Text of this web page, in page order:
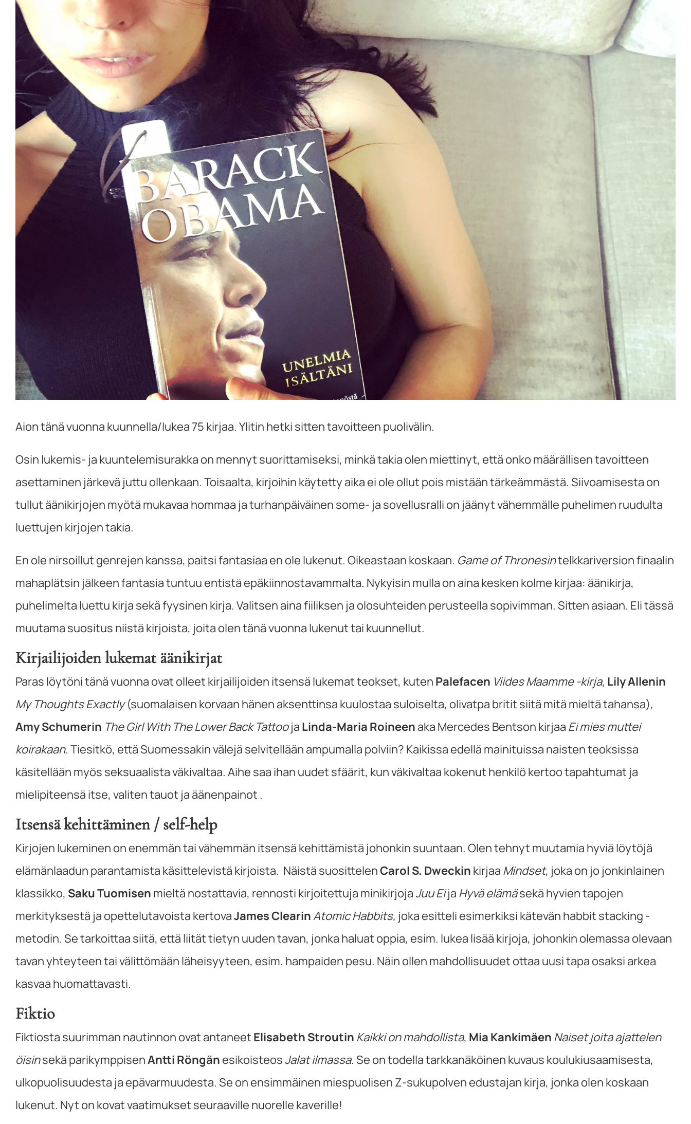
Aion tänä vuonna kuunnella/lukea 75 kirjaa. Ylitin hetki sitten tavoitteen puolivälin.
Osin lukemis- ja kuuntelemisurakka on mennyt suorittamiseksi, minkä takia olen miettinyt, että onko määrällisen tavoitteen
asettaminen järkevä juttu ollenkaan. Toisaalta, kirjoihin käytetty aika ei ole ollut pois mistään tärkeämmästä. Siivoamisesta on
tullut äänikirjojen myötä mukavaa hommaa ja turhanpäiväinen some- ja sovellusralli on jäänyt vähemmälle puhelimen ruudulta
luettujen kirjojen takia.
En ole nirsoillut genrejen kanssa, paitsi fantasiaa en ole lukenut. Oikeastaan koskaan. Game of Thronesintelkkariversion finaalin
mahaplätsin jälkeen fantasia tuntuu entistä epäkiinnostavammalta. Nykyisin mulla on aina kesken kolme kirjaa: äänikirja,
puhelimelta luettu kirja sekä fyysinen kirja. Valitsen aina fiiliksen ja olosuhteiden perusteella sopivimman. Sitten asiaan. Eli tässä
muutama suositus niistä kirjoista, joita olen tänä vuonna lukenut tai kuunnellut.
Kirjailijoiden lukemat äänikirjat
Paras löytöni tänä vuonna ovat olleet kirjailijoiden itsensä lukemat teokset, kuten Palefacen Viides Maamme -kirja, Lily Allenin
My Thoughts Exactly(suomalaisen korvaan hänen aksenttinsa kuulostaa suloiselta, olivatpa britit siitä mitä mieltä tahansa),
Amy Schumerin The Girl With The Lower Back Tattooja Linda-Maria Roineen aka Mercedes Bentson kirjaa Ei mies muttei
koirakaan. Tiesitkö, että Suomessakin välejä selvitellään ampumalla polviin? Kaikissa edellä mainituissa naisten teoksissa
käsitellään myös seksuaalista väkivaltaa. Aihe saa ihan uudet sfäärit, kun väkivaltaa kokenut henkilö kertoo tapahtumat ja
mielipiteensä itse, valiten tauot ja äänenpainot .
Itsensä kehittäminen / self-help
Kirjojen lukeminen on enemmän tai vähemmän itsensä kehittämistä johonkin suuntaan. Olen tehnyt muutamia hyviä löytöjä
elämänlaadun parantamista käsittelevistä kirjoista. Näistä suosittelenCarol S. Dweckin kirjaa Mindset, joka on jo jonkinlainen
klassikko, Saku Tuomisen mieltä nostattavia, rennosti kirjoitettuja minikirjojaJuu Eija Hyvä elämäsekä hyvien tapojen
merkityksestä ja opettelutavoista kertovaJames ClearinAtomic Habbits, joka esitteli esimerkiksi kätevän habbit stacking -
metodin. Se tarkoittaa siitä, että liität tietyn uuden tavan, jonka haluat oppia, esim. lukea lisää kirjoja, johonkin olemassa olevaan
tavan yhteyteen tai välittömään läheisyyteen, esim. hampaiden pesu. Näin ollen mahdollisuudet ottaa uusi tapa osaksi arkea
kasvaa huomattavasti.
Fiktio
Fiktiosta suurimman nautinnon ovat antaneet Elisabeth Stroutin Kaikki on mahdollista, Mia Kankimäen Naiset joita ajattelen
öisinsekä parikymppisenAntti Röngän esikoisteosJalat ilmassa. Se on todella tarkkanäköinen kuvaus koulukiusaamisesta,
ulkopuolisuudesta ja epävarmuudesta. Se on ensimmäinen miespuolisen Z-sukupolven edustajan kirja, jonka olen koskaan
lukenut. Nyt on kovat vaatimukset seuraaville nuorelle kaverille!